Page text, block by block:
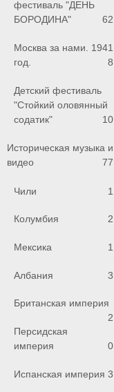
фестиваль "ДЕНЬ
БОРОДИНА"
62
Москва за нами. 1941
год.
8
Детский фестиваль
"Стойкий оловянный
содатик"
10
Историческая музыка и
видео
77
Чили 1
Колумбия 2
Мексика 1
Албания 3
Британская империя
2
Персидская
империя
0
Испанская империя 3